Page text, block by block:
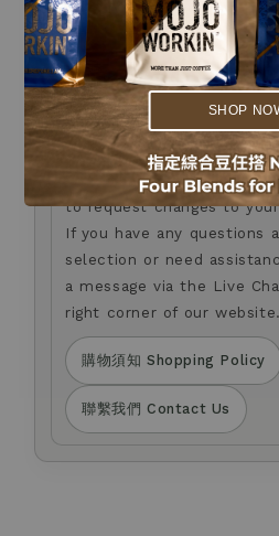
.
.
SHOP
了解更多 Learn More
防詐騙提醒
Anti-fraud Notice
我們不會以電話或簡訊方式通知您
如您對商品選購，或有任何疑問，
Live Chat 留言與我們聯繫。
We will never contact you
to request changes to
If you have any questions
selection or need
a message via the Live
right corner of our website.
購物須知 Shopping Policy
聯繫我們 Contact Us